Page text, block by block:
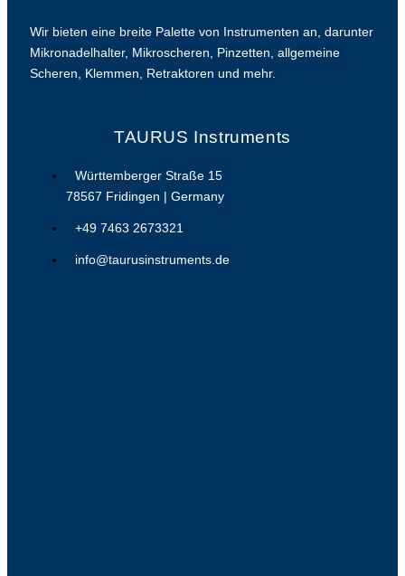
Wir bieten eine breite Palette von Instrumenten an, darunter
Mikronadelhalter, Mikroscheren, Pinzetten, allgemeine
Scheren, Klemmen, Retraktoren und mehr.
TAURUS Instruments
Württemberger Straße 15
78567 Fridingen | Germany
+49 7463 2673321
info@taurusinstruments.de